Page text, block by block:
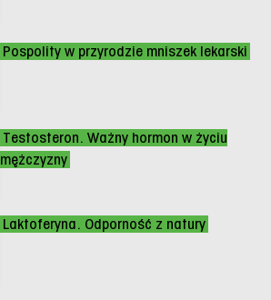
Pospolity w przyrodzie mniszek lekarski
Testosteron. Ważny hormon w życiu
mężczyzny
Laktoferyna. Odporność z natury